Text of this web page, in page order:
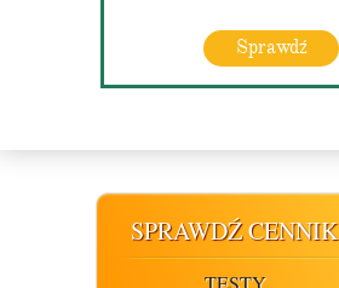
Sprawdź
SPRAWDŹ CENNIK
TESTY